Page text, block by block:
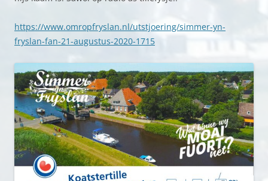
https://www.omropfryslan.nl/utstjoering/simmer-yn-
fryslan-fan-21-augustus-2020-1715